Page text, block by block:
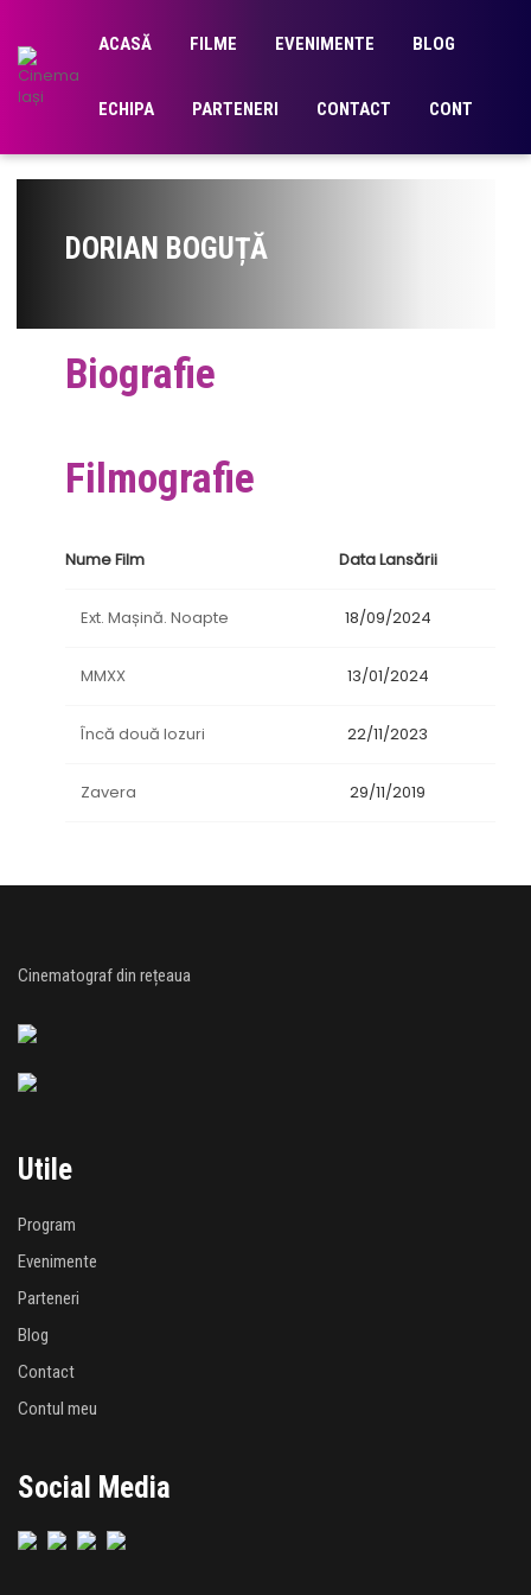
ACASĂ FILME EVENIMENTE BLOG
ECHIPA PARTENERI CONTACT CONT
DORIAN BOGUȚĂ
Biografie
Filmografie
Nume Film Data Lansării
Ext. Mașină. Noapte 18/09/2024
MMXX 13/01/2024
Încă două lozuri 22/11/2023
Zavera 29/11/2019
Cinematograf din rețeaua
Utile
Program
Evenimente
Parteneri
Blog
Contact
Contul meu
Social Media